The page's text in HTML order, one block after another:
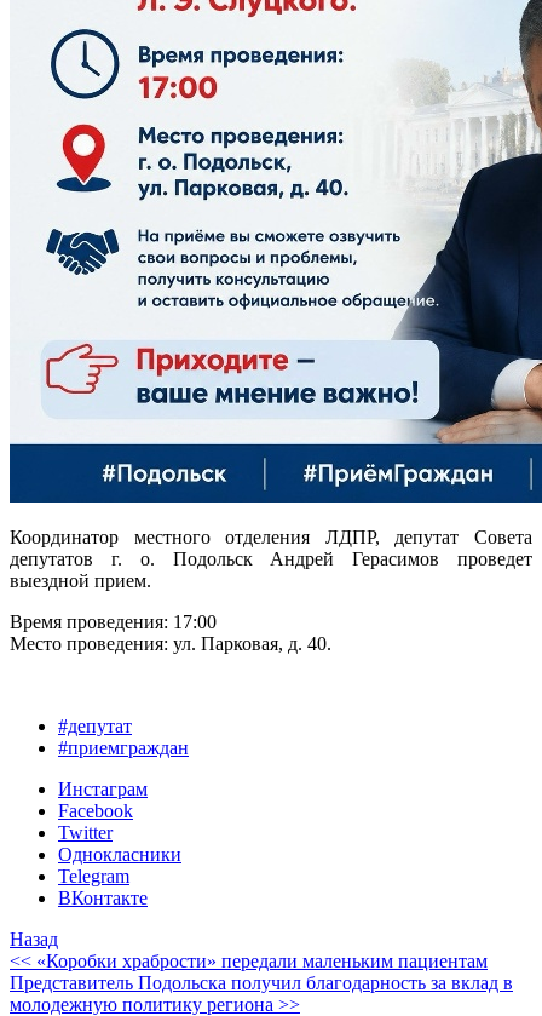
Координатор местного отделения ЛДПР, депутат Совета
депутатов г. о. Подольск Андрей Герасимов проведет
выездной прием.
Время проведения: 17:00
Место проведения: ул. Парковая, д. 40.
#депутат
#приемграждан
Инстаграм
Facebook
Twitter
Однокласники
Telegram
ВКонтакте
Назад
<< «Коробки храбрости» передали маленьким пациентам
Представитель Подольска получил благодарность за вклад в
молодежную политику региона >>